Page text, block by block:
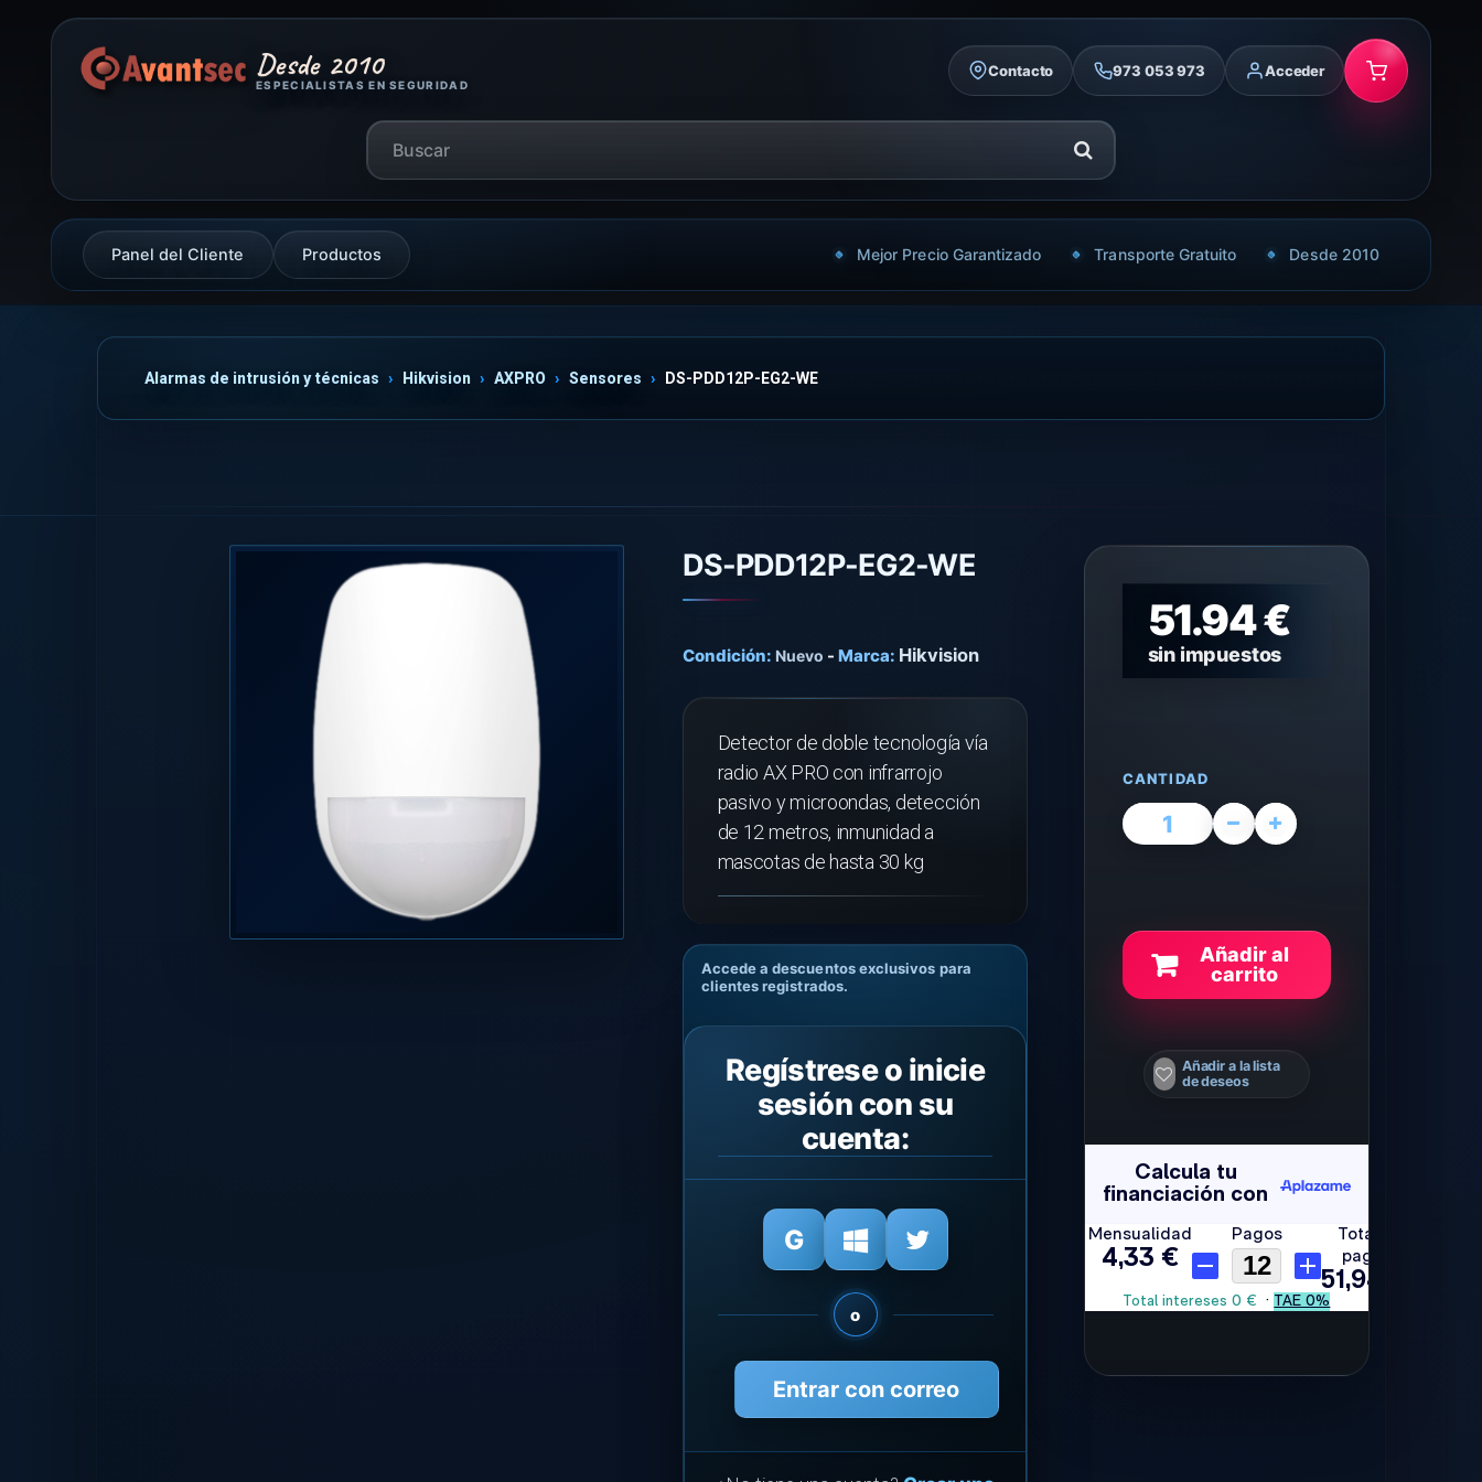
Desde 2010
ESPECIALISTAS EN SEGURIDAD
Contacto 973 053 973 Acceder
Panel del Cliente Productos Mejor Precio Garantizado Transporte Gratuito Desde 2010
Alarmas de intrusión y técnicas Hikvision AXPRO Sensores DS-PDD12P-EG2-WE
DS-PDD12P-EG2-WE
Condición: Nuevo - Marca: Hikvision
Detector de doble tecnología vía
radio AX PRO con infrarrojo
pasivo y microondas, detección
de 12 metros, inmunidad a
mascotas de hasta 30 kg
Accede a descuentos exclusivos para
clientes registrados.
Regístrese o inicie
sesión con su
cuenta:
o
Entrar con correo
51.94 €
sin impuestos
CANTIDAD
Añadir al
carrito
Añadir a la lista
de deseos